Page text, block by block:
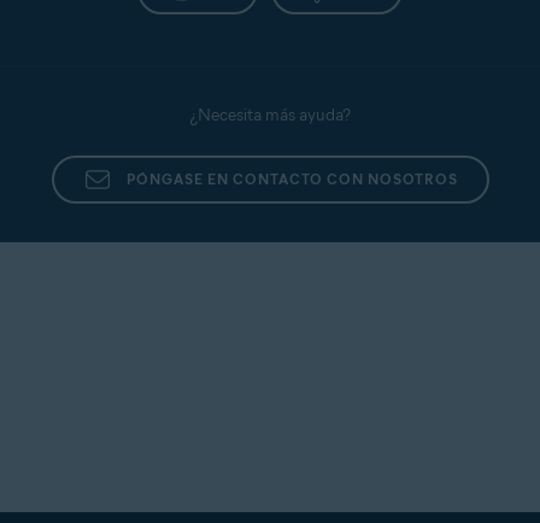
¿Necesita más ayuda?
PÓNGASE EN CONTACTO CON NOSOTROS